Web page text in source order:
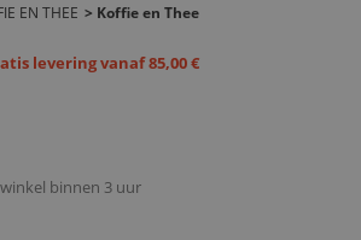
EN THEE > Koffie en Thee
levering vanaf 85,00 €
binnen 3 uur